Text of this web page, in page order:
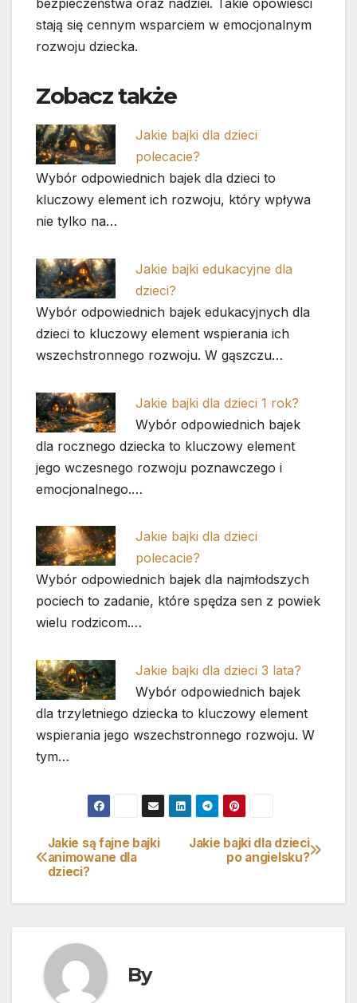
bezpieczeństwa oraz nadziei. Takie opowieści
stają się cennym wsparciem w emocjonalnym
rozwoju dziecka.
Zobacz także
Jakie bajki dla dzieci
polecacie?
Wybór odpowiednich bajek dla dzieci to
kluczowy element ich rozwoju, który wpływa
nie tylko na…
Jakie bajki edukacyjne dla
dzieci?
Wybór odpowiednich bajek edukacyjnych dla
dzieci to kluczowy element wspierania ich
wszechstronnego rozwoju. W gąszczu…
Jakie bajki dla dzieci 1 rok?
Wybór odpowiednich bajek
dla rocznego dziecka to kluczowy element
jego wczesnego rozwoju poznawczego i
emocjonalnego.…
Jakie bajki dla dzieci
polecacie?
Wybór odpowiednich bajek dla najmłodszych
pociech to zadanie, które spędza sen z powiek
wielu rodzicom.…
Jakie bajki dla dzieci 3 lata?
Wybór odpowiednich bajek
dla trzyletniego dziecka to kluczowy element
wspierania jego wszechstronnego rozwoju. W
tym…
Nawigacja
wpisu
Jakie bajki dla dzieci
po angielsku?
Jakie są fajne bajki
animowane dla
dzieci?
By